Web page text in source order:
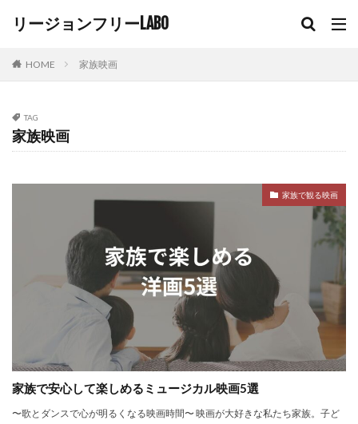
リージョンフリーLABO
日本のブルーレイ
日本のブルーレイ 海外で
映像美 映画
映画
映画 実話 洋画
最高の二人
機種の違い
歴史ドラマ
歴史映画
洋画 ヒューマンドラマ 感動
洋画 ヒューマン映画
海外のdvdが見れるプレーヤー
海外のDVD再生
海外のDVD再生出来ない
海外のブルーレイ再生
海外のブルーレイ再生出来ない
海外ドラマ
海外ブルーレイ
海外映像ソフト
海外映画
海外映画おすすめ
海外生活
涙する映画
涙を誘う映画
潜水服は蝶の夢を見る
社会派映画
笑って泣ける映画
第二次世界大戦
英語ドラマ
英語勉強
英語学習 英語学習のコツ
英語表現
HOME 家族映画
TAG
家族映画
家族で観る映画
家族で安心して楽しめるミュージカル映画5選
〜歌とダンスで心が明るくなる映画時間〜 映画が大好きな私たち家族。子ど